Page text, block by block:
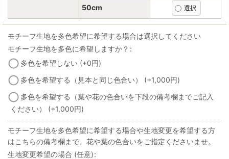
50cm
モチーフ生地を多色希望に希望する場合は選択してください
モチーフ生地を多色に希望しますか？ :
多色を希望しない (+0円)
多色を希望する（見本と同じ色合い） (+1,000円)
多色を希望する（葉や花の色合いを下段の備考欄までご記入
ください） (+1,000円)
モチーフ生地を多色希望に希望する場合や生地変更を希望する方
はこちらの備考欄まで、花や葉の色合いをご指定くださいませ。
生地変更希望の場合 (任意):